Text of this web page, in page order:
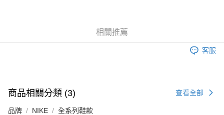
相關推薦
客服
商品相關分類 (3) 查看全部
品牌 NIKE 全系列鞋款